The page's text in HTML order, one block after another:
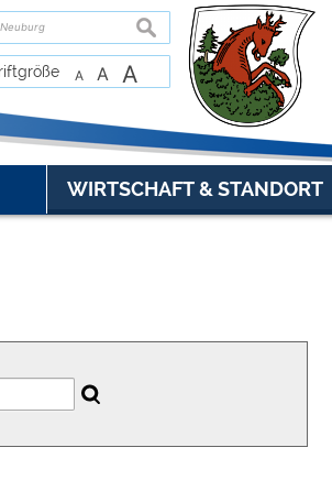
suchen
A A A
WIRTSCHAFT & STANDORT